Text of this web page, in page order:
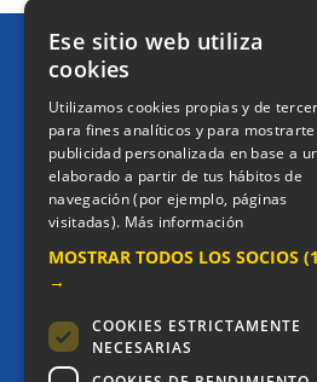
CERTIFICACIONES
CONTACTO
Ese sitio web utiliza
cookies
Utilizamos cookies propias y de
para fines analíticos y para mostrarte
publicidad personalizada en base a
elaborado a partir de tus hábitos de
navegación (por ejemplo, páginas
visitadas). Más información
MOSTRAR TODOS LOS SOCIOS
→
COOKIES ESTRICTAMENTE
NECESARIAS